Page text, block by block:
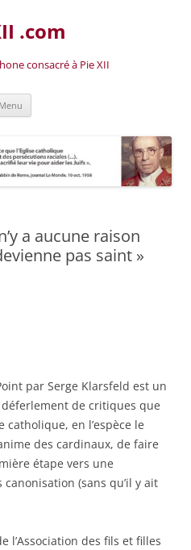
.com
consacré à Pie XII
Menu
a aucune raison
pas saint »
par Serge Klarsfeld est un
de critiques que
catholique, en l’espèce le
des cardinaux, de faire
étape vers une
(sans qu’il y ait
l’Association des fils et filles